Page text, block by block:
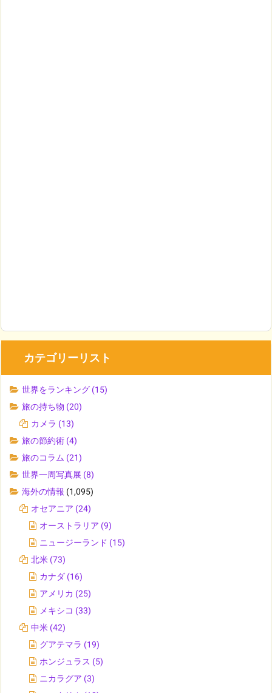
カテゴリーリスト
世界をランキング (15)
旅の持ち物 (20)
カメラ (13)
旅の節約術 (4)
旅のコラム (21)
世界一周写真展 (8)
海外の情報 (1,095)
オセアニア (24)
オーストラリア (9)
ニュージーランド (15)
北米 (73)
カナダ (16)
アメリカ (25)
メキシコ (33)
中米 (42)
グアテマラ (19)
ホンジュラス (5)
ニカラグア (3)